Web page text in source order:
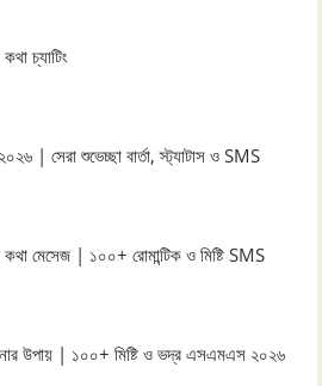
চ্যাটিং
| সেরা শুভেচ্ছা বার্তা, স্ট্যাটাস ও SMS
কথা মেসেজ | ১০০+ রোমান্টিক ও মিষ্টি SMS
উপায় | ১০০+ মিষ্টি ও ভদ্র এসএমএস ২০২৬